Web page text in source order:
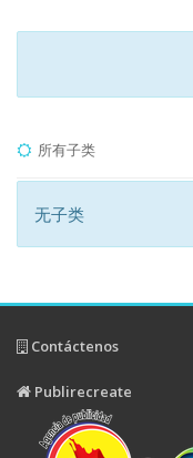
所有子类
无子类
Contáctenos
Publirecreate